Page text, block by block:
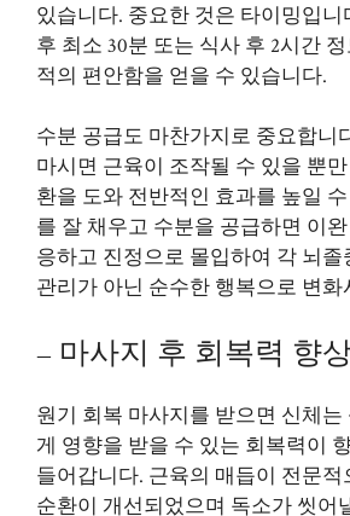
있습니다. 중요한 것은 타이밍입니
후 최소 30분 또는 식사 후 2시간
적의 편안함을 얻을 수 있습니다.
수분 공급도 마찬가지로 중요합니
마시면 근육이 조작될 수 있을 뿐
환을 도와 전반적인 효과를 높일
를 잘 채우고 수분을 공급하면 이
응하고 진정으로 몰입하여 각 뇌
관리가 아닌 순수한 행복으로 변화
– 마사지 후 회복력 향
원기 회복 마사지를 받으면 신체는
게 영향을 받을 수 있는 회복력이
들어갑니다. 근육의 매듭이 전문적
순환이 개선되었으며 독소가 씻어